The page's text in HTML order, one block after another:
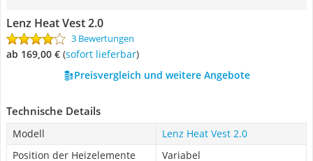
Lenz Heat Vest 2.0
3 Bewertungen
ab 169,00 € ( Sofort lieferbar)
Preisvergleich und weitere Angebote
Technische Details
Modell
Lenz Heat Vest 2.0
Position der Heizelemente
Variabel